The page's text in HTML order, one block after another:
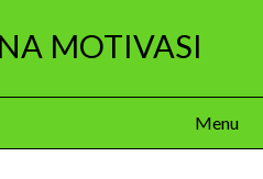
MOTIVASI
Menu